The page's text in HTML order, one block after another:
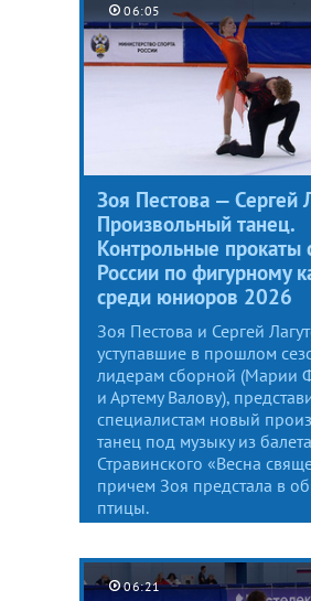
06:05
Зоя Пестова — Сергей
Произвольный танец.
Контрольные прокаты
России по фигурному
среди юниоров 2026
Зоя Пестова и Сергей
уступавшие в прошлом
лидерам сборной (Марии
и Артему Валову),
специалистам новый
танец под музыку из
Стравинского «Весна
причем Зоя предстала в
птицы.
06:21